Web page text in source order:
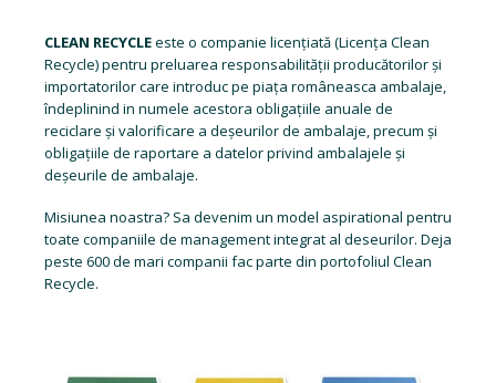
CLEAN RECYCLEeste o companie licențiată (Licența Clean
Recycle) pentru preluarea responsabilității producătorilor și
importatorilor care introduc pe piața româneasca ambalaje,
îndeplinind in numele acestora obligațiile anuale de
reciclare și valorificare a deșeurilor de ambalaje, precum și
obligațiile de raportare a datelor privind ambalajele și
deșeurile de ambalaje.
Misiunea noastra? Sa devenim un model aspirational pentru
toate companiile de management integrat al deseurilor. Deja
peste 600 de mari companii fac parte din portofoliul Clean
Recycle.